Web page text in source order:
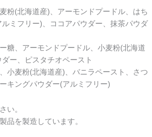
粉(北海道産)、アーモンドプードル、はち
ミフリー)、ココアパウダー、抹茶パウダ
糖、アーモンドプードル、小麦粉(北海道
ー、ピスタチオペースト
小麦粉(北海道産)、バニラペースト、さつ
キングパウダー(アルミフリー)
い。
品を製造しています。